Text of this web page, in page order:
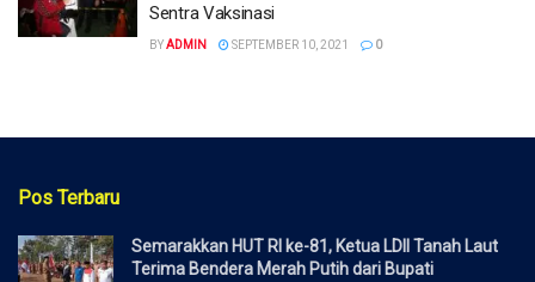
Sentra Vaksinasi
BYADMIN SEPTEMBER 10, 2021 0
Pos Terbaru
Semarakkan HUT RI ke-81, Ketua LDII Tanah Laut
Terima Bendera Merah Putih dari Bupati